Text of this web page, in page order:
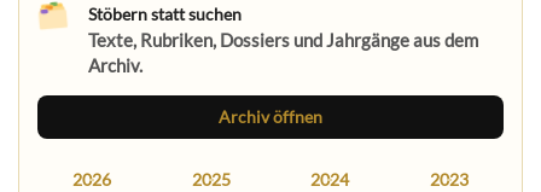
Stöbern statt suchen
Texte, Rubriken, Dossiers und Jahrgänge aus dem
Archiv.
Archiv öffnen
2026 2025 2024 2023